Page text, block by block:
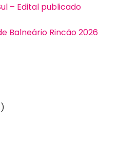
– Edital publicado
Balneário Rincão 2026